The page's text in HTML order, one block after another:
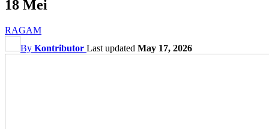
18 Mei
RAGAM
By Kontributor Last updated May 17, 2026